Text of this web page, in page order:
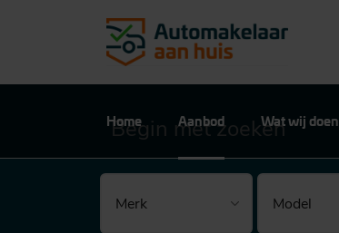
Home Aanbod Wat wij doen
Begin met zoeken